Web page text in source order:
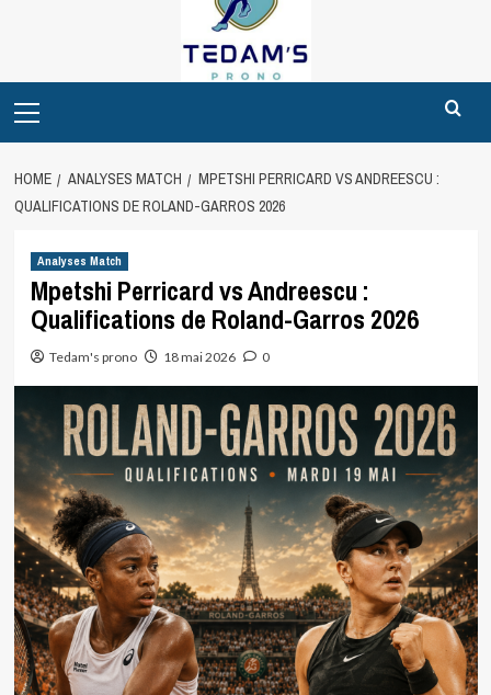
Menu
HOME ANALYSES MATCH
MPETSHI PERRICARD VS ANDREESCU :
QUALIFICATIONS DE ROLAND-GARROS 2026
Analyses Match
Mpetshi Perricard vs Andreescu :
Qualifications de Roland-Garros 2026
Tedam's prono 18 mai 2026 0